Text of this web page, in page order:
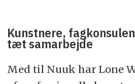
Kunstnere,
tæt samarbejde
Med til Nuuk har Lone